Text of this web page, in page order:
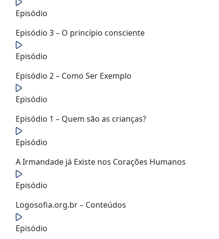
Episódio
Episódio 3 – O princípio consciente
Episódio
Episódio 2 – Como Ser Exemplo
Episódio
Episódio 1 – Quem são as crianças?
Episódio
A Irmandade já Existe nos Corações Humanos
Episódio
Logosofia.org.br – Conteúdos
Episódio